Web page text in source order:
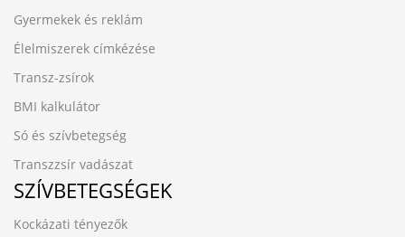
Gyermekek és reklám
Élelmiszerek címkézése
Transz-zsírok
BMI kalkulátor
Só és szívbetegség
Transzzsír vadászat
SZÍVBETEGSÉGEK
Kockázati tényezők